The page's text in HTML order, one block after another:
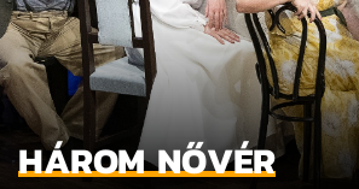
HÁROM NŐVÉR